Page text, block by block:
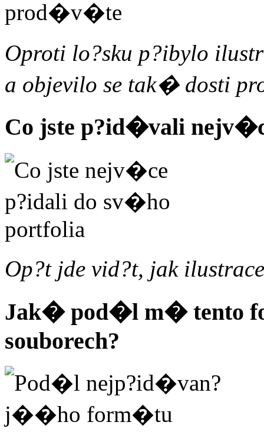
Oproti lo?sku p?ibylo
a objevilo se tak� dosti
Co jste p?id�vali
Op?t jde vid?t, jak
Jak� pod�l m� tento
souborech?